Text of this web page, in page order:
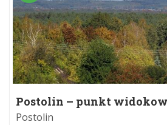
Postolin – punkt
Postolin